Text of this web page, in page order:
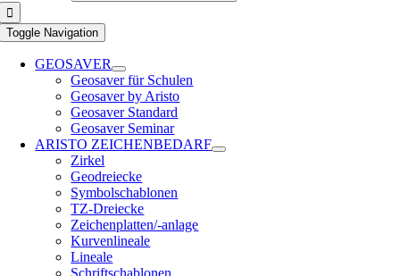
Toggle Navigation
GEOSAVER
Geosaver für Schulen
Geosaver by Aristo
Geosaver Standard
Geosaver Seminar
ARISTO ZEICHENBEDARF
Zirkel
Geodreiecke
Symbolschablonen
TZ-Dreiecke
Zeichenplatten/-anlage
Kurvenlineale
Lineale
Schriftschablonen